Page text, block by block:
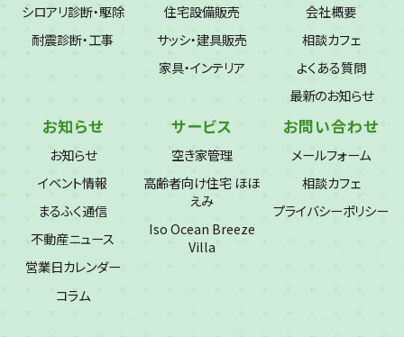
シロアリ診断・駆除
耐震診断・工事
住宅設備販売
サッシ・建具販売
家具・インテリア
会社概要
相談カフェ
よくある質問
最新のお知らせ
お知らせ
お知らせ
イベント情報
まるふく通信
不動産ニュース
営業日カレンダー
コラム
サービス
空き家管理
高齢者向け住宅 ほほ
えみ
Iso Ocean Breeze
Villa
お問い合わせ
メールフォーム
相談カフェ
プライバシーポリシー